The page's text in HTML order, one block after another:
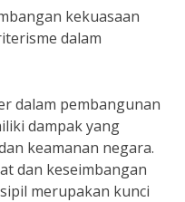
kekuasaan
dalam
dalam pembangunan
dampak yang
keamanan negara.
dan keseimbangan
merupakan kunci